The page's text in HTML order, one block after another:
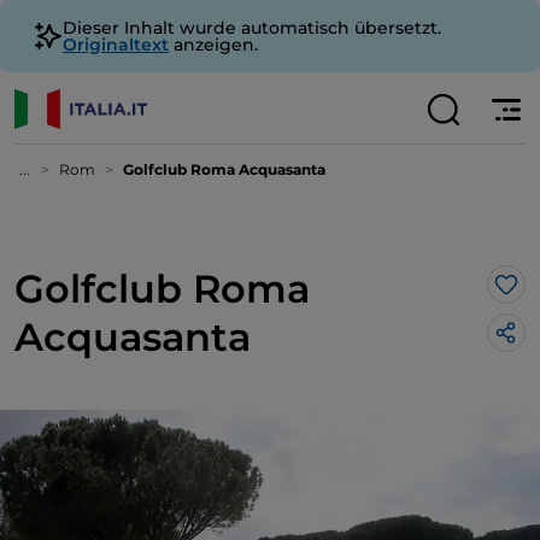
Dieser Inhalt wurde automatisch übersetzt.
Originaltext anzeigen.
... Rom Golfclub Roma Acquasanta
Golfclub Roma
Acquasanta